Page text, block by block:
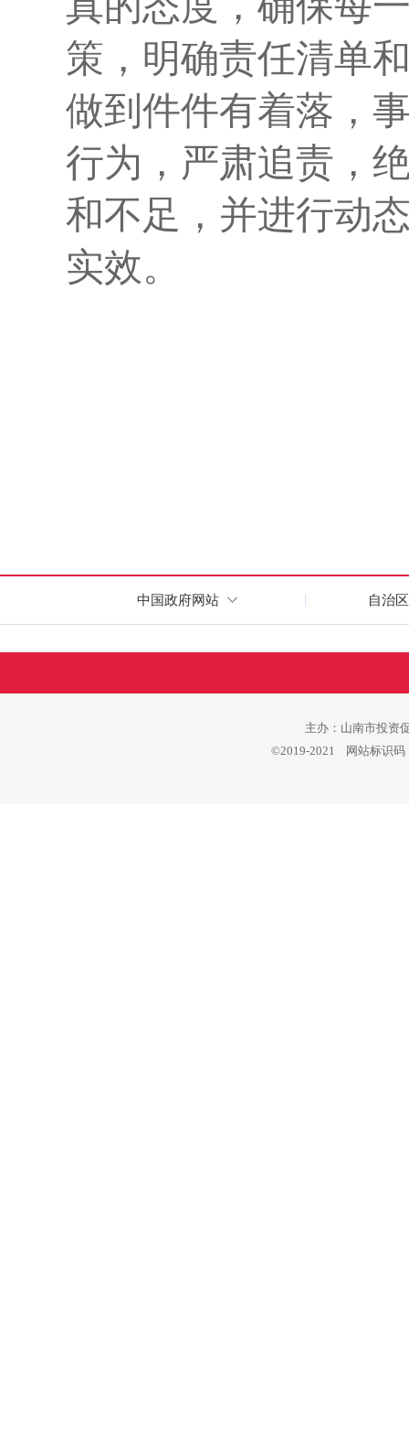
策，明确责任清单
做到件件有着落，
行为，严肃追责，
和不足，并进行动
实效。
中国政府网站 自治
主办：山南市投资
©2019-2021 网站标识